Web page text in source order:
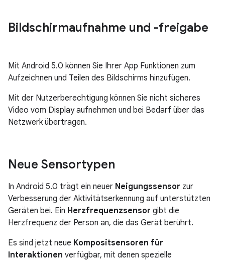
Bildschirmaufnahme und -freigabe
Mit Android 5.0 können Sie Ihrer App Funktionen zum
Aufzeichnen und Teilen des Bildschirms hinzufügen.
Mit der Nutzerberechtigung können Sie nicht sicheres
Video vom Display aufnehmen und bei Bedarf über das
Netzwerk übertragen.
Neue Sensortypen
In Android 5.0 trägt ein neuer Neigungssensor zur
Verbesserung der Aktivitätserkennung auf unterstützten
Geräten bei. Ein Herzfrequenzsensor gibt die
Herzfrequenz der Person an, die das Gerät berührt.
Es sind jetzt neue Kompositsensoren für
Interaktionen verfügbar, mit denen spezielle